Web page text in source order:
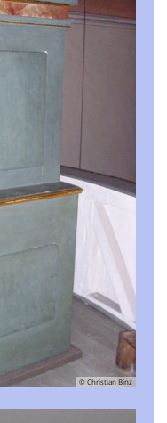
© Christian Binz